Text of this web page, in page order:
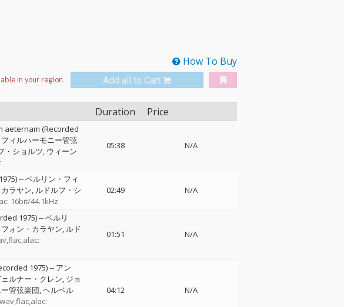
How To Buy
Add all to Cart
Duration Price
aeternam (Recorded
ィルハーモニー管弦
・ショルツ ウィーン
05:38 N/A
--ベルリン・フィ
ラヤン ルドルフ・シ
16bit/44.1kHz
02:49 N/A
1975)--ベルリ
ォン・カラヤン ルド
01:51 N/A
1975)-- アン
ルナー・クレン ジョ
管弦楽団 ヘルベル
wav,flac,alac:
04:12 N/A